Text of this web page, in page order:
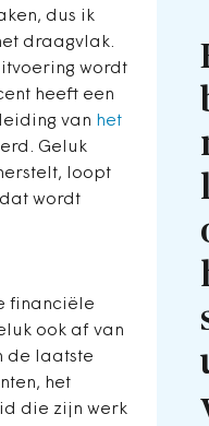
dus ik
draagvlak.
wordt
heeft een
van het
Geluk
loopt
wordt
financiële
ook af van
de laatste
het
die zijn werk